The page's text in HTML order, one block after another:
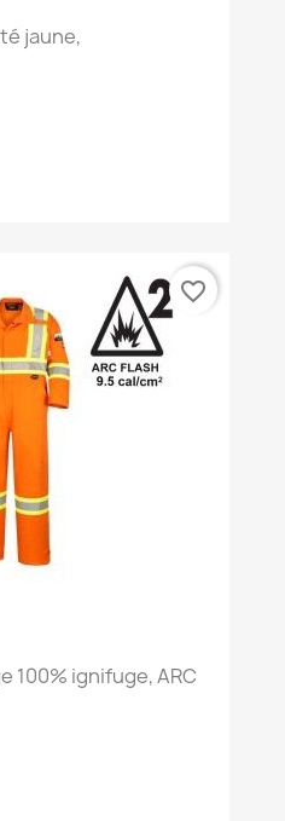
jaune,
100% ignifuge, ARC
favorite_border